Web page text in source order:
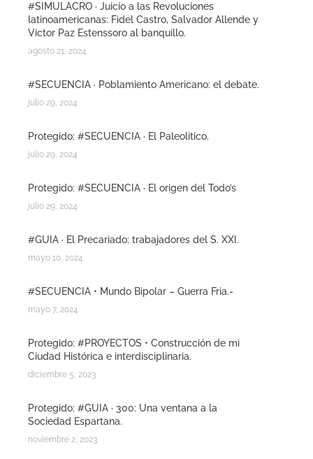
#SIMULACRO · Juicio a las Revoluciones
latinoamericanas: Fidel Castro, Salvador Allende y
Victor Paz Estenssoro al banquillo.
agosto 21, 2024
#SECUENCIA · Poblamiento Americano: el debate.
julio 29, 2024
Protegido: #SECUENCIA · El Paleolitico.
julio 29, 2024
Protegido: #SECUENCIA · El origen del Todo’s
julio 29, 2024
#GUIA · El Precariado: trabajadores del S. XXI.
mayo 10, 2024
#SECUENCIA • Mundo Bipolar – Guerra Fria.-
mayo 7, 2024
Protegido: #PROYECTOS • Construcción de mi
Ciudad Histórica e interdisciplinaria.
diciembre 5, 2023
Protegido: #GUIA · 300: Una ventana a la
Sociedad Espartana.
noviembre 2, 2023